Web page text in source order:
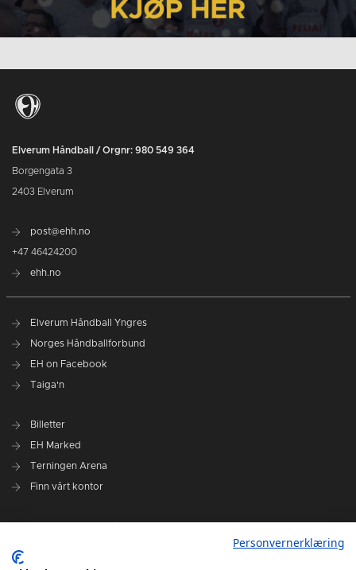
Elverum Håndball / Orgnr: 980 549 364
Borgengata 3
2403 Elverum
post@ehh.no
+47 46424200
ehh.no
Elverum Håndball Yngres
Norges Håndballforbund
EH on Facebook
Taiga'n
Billetter
EH Marked
Terningen Arena
Finn vårt kontor
Administrasjonen i Elverum Håndball
Personvernerklæring